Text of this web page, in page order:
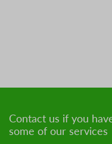
Contact us if you
some of our services